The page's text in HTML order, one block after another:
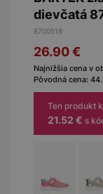
dievčatá
8700518
26.90€
Najnižšia cena v
Pôvodná cena:
Ten produkt
21.52 € s